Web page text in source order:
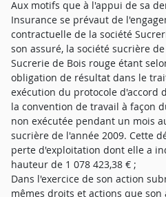
Aux motifs que à l'appui de sa
Insurance se prévaut de
contractuelle de la société
son assuré, la société sucrière
Sucrerie de Bois rouge étant
obligation de résultat dans le
exécution du protocole d'accord
la convention de travail à façon
non exécutée pendant un mois
sucrière de l'année 2009. Cette
perte d'exploitation dont elle a
hauteur de 1 078 423,38 € ;
Dans l'exercice de son action
mêmes droits et actions que son